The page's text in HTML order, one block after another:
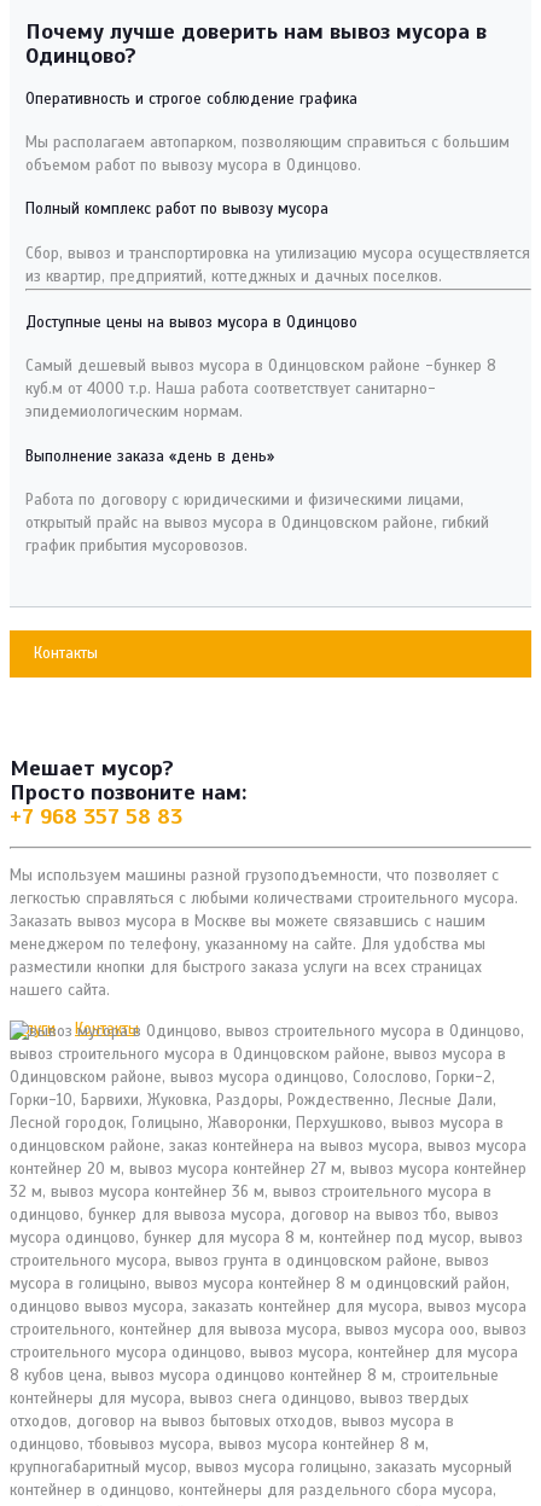
Почему лучше доверить нам вывоз мусора в
Одинцово?
Оперативность и строгое соблюдение графика
Мы располагаем автопарком, позволяющим справиться с большим
объемом работ по вывозу мусора в Одинцово.
Полный комплекс работ по вывозу мусора
Сбор, вывоз и транспортировка на утилизацию мусора осуществляется
из квартир, предприятий, коттеджных и дачных поселков.
Доступные цены на вывоз мусора в Одинцово
Самый дешевый вывоз мусора в Одинцовском районе -бункер 8
куб.м от 4000 т.р. Наша работа соответствует санитарно-
эпидемиологическим нормам.
Выполнение заказа «день в день»
Работа по договору с юридическими и физическими лицами,
открытый прайс на вывоз мусора в Одинцовском районе, гибкий
график прибытия мусоровозов.
Контакты
Мешает мусор?
Просто позвоните нам:
+7 968 357 58 83
Мы используем машины разной грузоподъемности, что позволяет с
легкостью справляться с любыми количествами строительного мусора.
Заказать вывоз мусора в Москве вы можете связавшись с нашим
менеджером по телефону, указанному на сайте. Для удобства мы
разместили кнопки для быстрого заказа услуги на всех страницах
нашего сайта.
Услуги
Контакты